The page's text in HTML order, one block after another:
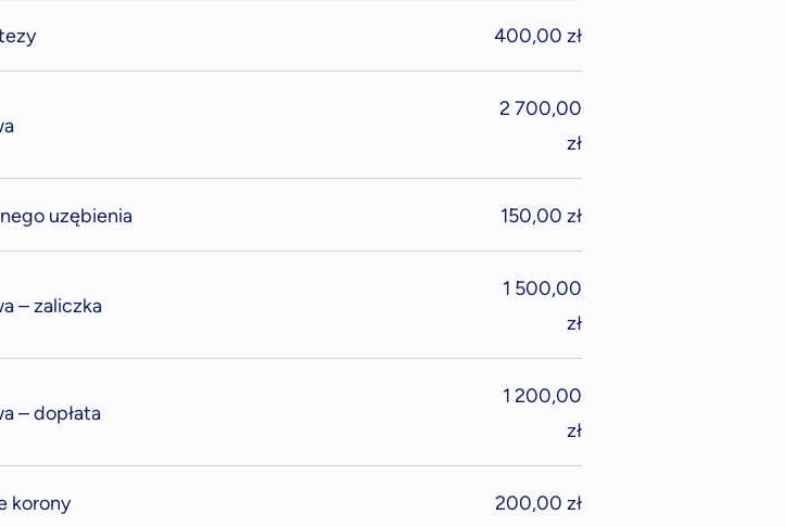
400,00 zł
2 700,00
zł
uzębienia 150,00 zł
– zaliczka
1 500,00
zł
– dopłata
1 200,00
zł
korony 200,00 zł